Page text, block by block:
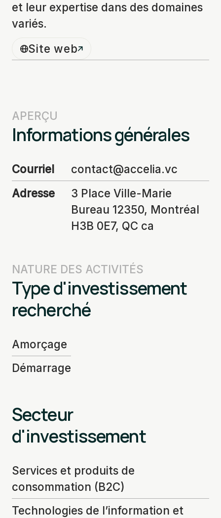
et leur expertise dans des domaines
variés.
Site web
APERÇU
Informations générales
Courriel
contact@accelia.vc
Adresse
3 Place Ville-Marie
Bureau 12350, Montréal
H3B 0E7, QC ca
NATURE DES ACTIVITÉS
Type d'investissement
recherché
Amorçage
Démarrage
Secteur
d'investissement
Services et produits de
consommation (B2C)
Technologies de l’information et